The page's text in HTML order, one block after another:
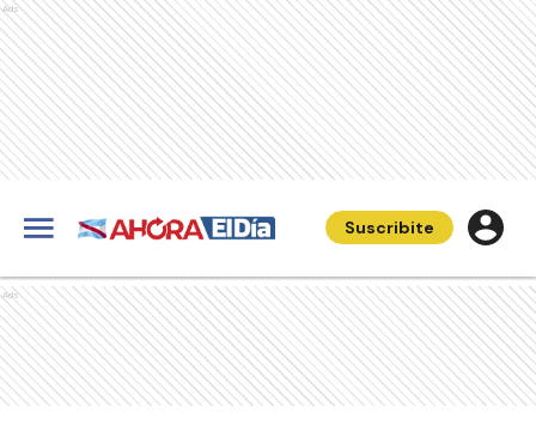
Ads
Suscribite
Ads